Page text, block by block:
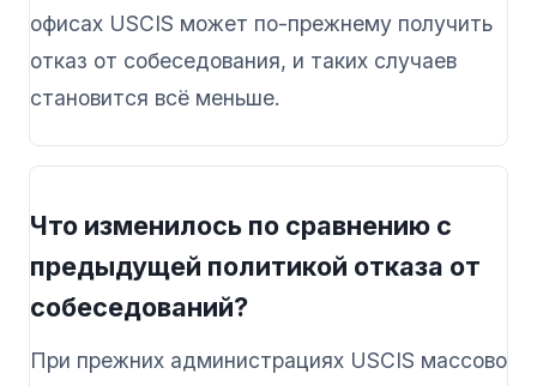
офисах USCIS может по-прежнему получить
отказ от собеседования, и таких случаев
становится всё меньше.
Что изменилось по сравнению с
предыдущей политикой отказа от
собеседований?
При прежних администрациях USCIS массово